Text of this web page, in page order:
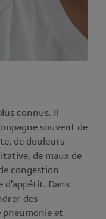
connus. Il
souvent de
de douleurs
de maux de
congestion
d’appétit. Dans
des
pneumonie et